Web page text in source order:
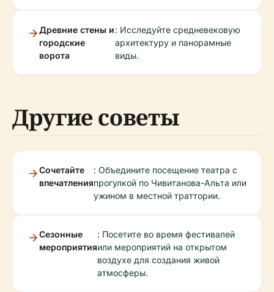
Древние стены и
городские
ворота
: Исследуйте средневековую
архитектуру и панорамные
виды.
Другие советы
Сочетайте
впечатления
: Объедините посещение театра с
прогулкой по Чивитанова-Альта или
ужином в местной траттории.
Сезонные
мероприятия
: Посетите во время фестивалей
или мероприятий на открытом
воздухе для создания живой
атмосферы.